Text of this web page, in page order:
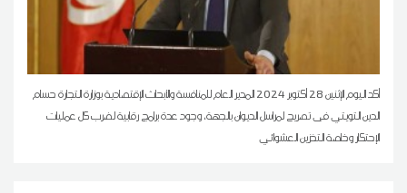
أكد اليوم الإثنين 28 أكتوبر 2024 المدير العام للمنافسة والأبحاث الإقتصادية بوزارة التجارة حسام
الدين التويتي فى تصريح لمراسل الديوان بالجهة، وجود عدة برامج رقابية لضرب كل عمليات
الإحتكار وخاصة التخزين العشوائي